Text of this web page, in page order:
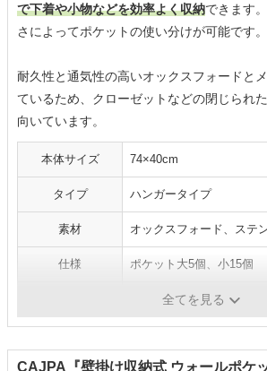
で下着や小物などを効率よく収納できます
さによってポケットの使い分けが可能です。
耐久性と通気性の高いオックスフォードと
ているため、クローゼットなどの閉じられ
向いています。
本体サイズ 74×40cm
タイプ ハンガータイプ
素材 オックスフォード、ステ
仕様 ポケット大5個、小15個
ベージュ、緑、灰色、空色
全てを見る
CAJPA『壁掛け収納式 ウォールポケッ